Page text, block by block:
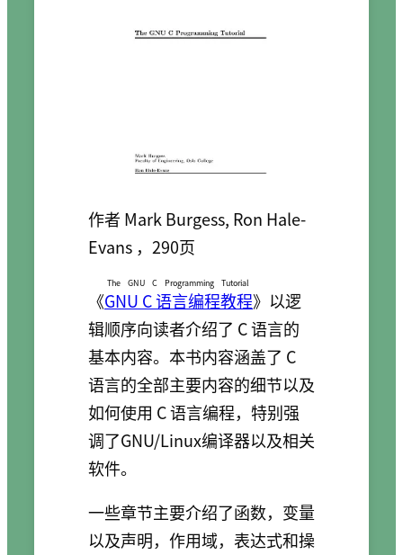
作者 Mark Burgess, Ron Hale-
Evans ，290页
《GNU C 语言编程教程
The GNU C Programming Tutorial
》以逻
辑顺序向读者介绍了 C 语言的
基本内容。本书内容涵盖了 C
语言的全部主要内容的细节以及
如何使用 C 语言编程，特别强
调了GNU/Linux编译器以及相关
软件。
一些章节主要介绍了函数，变量
以及声明，作用域，表达式和操